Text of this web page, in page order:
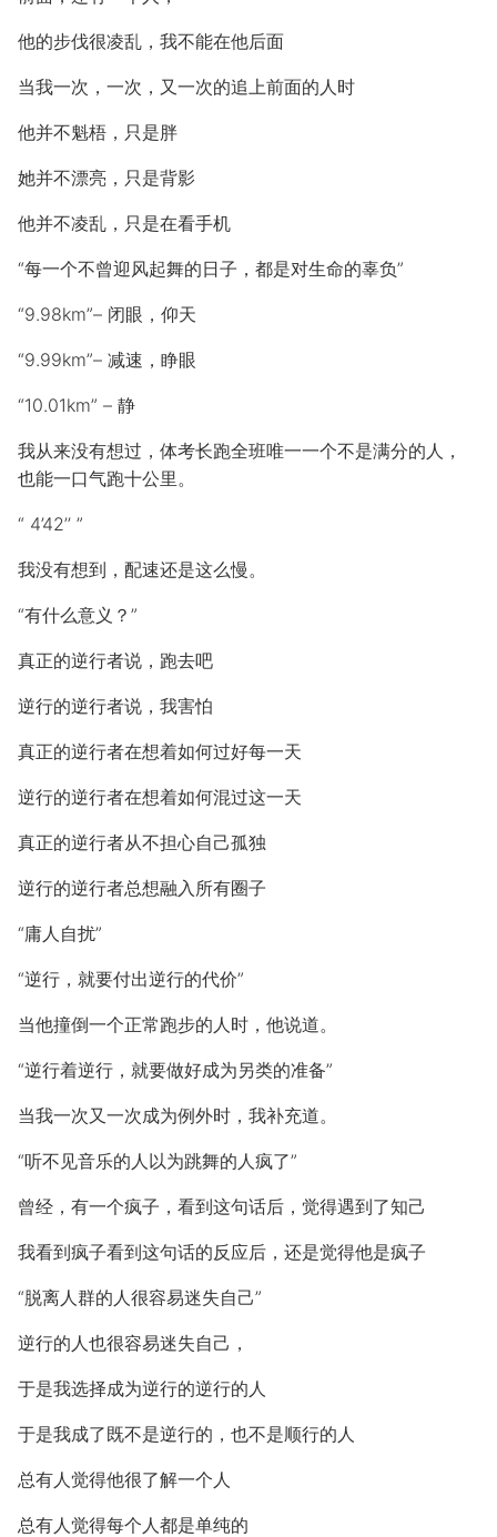
他的步伐很凌乱，我不能在他后面
当我一次，一次，又一次的追上前面的人时
他并不魁梧，只是胖
她并不漂亮，只是背影
他并不凌乱，只是在看手机
“每一个不曾迎风起舞的日子，都是对生命的辜负”
“9.98km”– 闭眼，仰天
“9.99km”– 减速，睁眼
“10.01km” – 静
我从来没有想过，体考长跑全班唯一一个不是满分的人，
也能一口气跑十公里。
“ 4’42’’ ”
我没有想到，配速还是这么慢。
“有什么意义？”
真正的逆行者说，跑去吧
逆行的逆行者说，我害怕
真正的逆行者在想着如何过好每一天
逆行的逆行者在想着如何混过这一天
真正的逆行者从不担心自己孤独
逆行的逆行者总想融入所有圈子
“庸人自扰”
“逆行，就要付出逆行的代价”
当他撞倒一个正常跑步的人时，他说道。
“逆行着逆行，就要做好成为另类的准备”
当我一次又一次成为例外时，我补充道。
“听不见音乐的人以为跳舞的人疯了”
曾经，有一个疯子，看到这句话后，觉得遇到了知己
我看到疯子看到这句话的反应后，还是觉得他是疯子
“脱离人群的人很容易迷失自己”
逆行的人也很容易迷失自己，
于是我选择成为逆行的逆行的人
于是我成了既不是逆行的，也不是顺行的人
总有人觉得他很了解一个人
总有人觉得每个人都是单纯的